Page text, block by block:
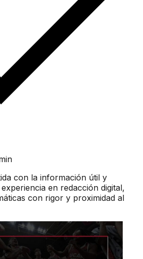
con la información útil y
en redacción digital,
con rigor y proximidad al